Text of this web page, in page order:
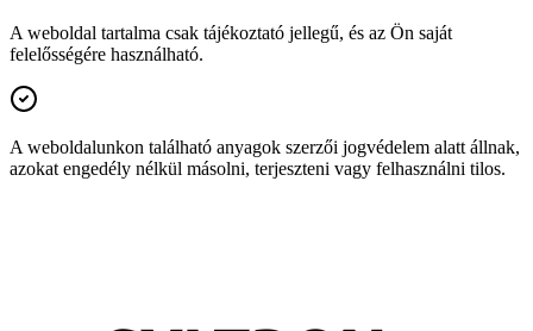
A weboldal tartalma csak tájékoztató jellegű, és az Ön saját
felelősségére használható.
A weboldalunkon található anyagok szerzői jogvédelem alatt állnak,
azokat engedély nélkül másolni, terjeszteni vagy felhasználni tilos.